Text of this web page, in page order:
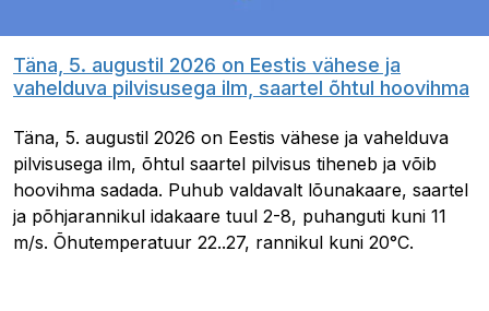
Täna, 5. augustil 2026 on Eestis vähese ja
vahelduva pilvisusega ilm, saartel õhtul hoovihma
Täna, 5. augustil 2026 on Eestis vähese ja vahelduva
pilvisusega ilm, õhtul saartel pilvisus tiheneb ja võib
hoovihma sadada. Puhub valdavalt lõunakaare, saartel
ja põhjarannikul idakaare tuul 2-8, puhanguti kuni 11
m/s. Õhutemperatuur 22..27, rannikul kuni 20°C.